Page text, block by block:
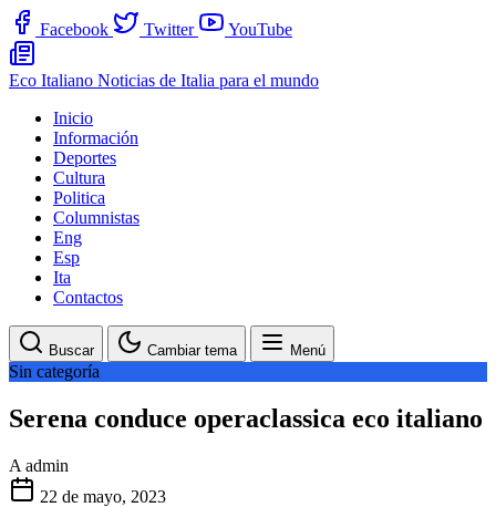
Facebook Twitter YouTube
Eco Italiano Noticias de Italia para el mundo
Inicio
Información
Deportes
Cultura
Politica
Columnistas
Eng
Esp
Ita
Contactos
Buscar Cambiar tema Menú
Sin categoría
Serena conduce operaclassica eco italiano
A admin
22 de mayo, 2023